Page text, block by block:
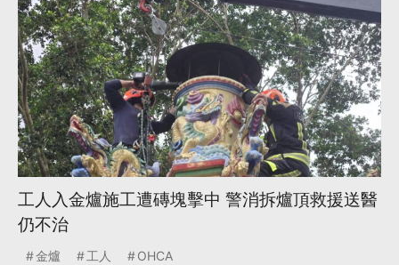
工人入金爐施工遭磚塊擊中 警消拆爐頂救援送醫
仍不治
金爐 工人 OHCA